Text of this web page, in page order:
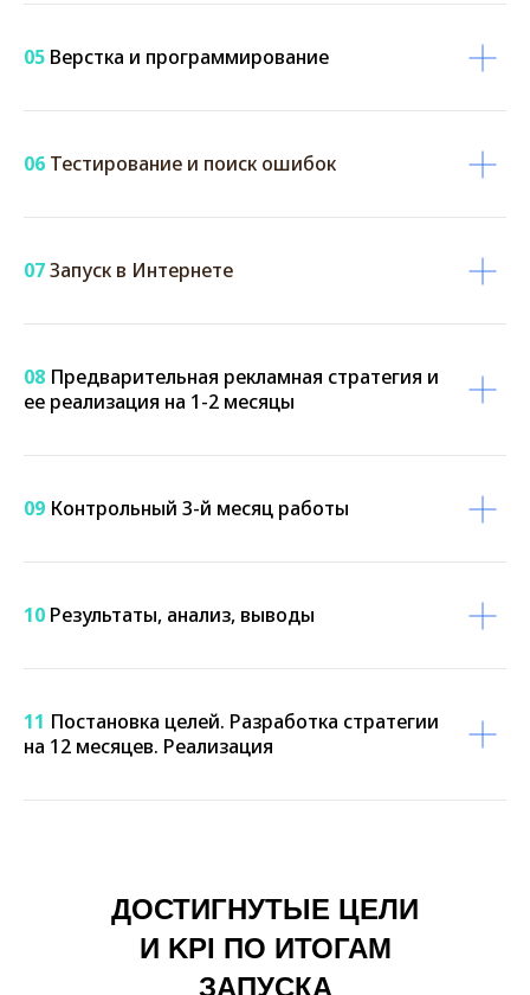
05 Верстка и программирование
06 Тестирование и поиск ошибок
07Запуск в Интернете
08 Предварительная рекламная стратегия и
ее реализация на 1-2 месяцы
09 Контрольный 3-й месяц работы
10 Результаты, анализ, выводы
11 Постановка целей. Разработка стратегии
на 12 месяцев. Реализация
ДОСТИГНУТЫЕ ЦЕЛИ
И KPI ПО ИТОГАМ
ЗАПУСКА